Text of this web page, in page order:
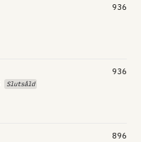
936
Slutsåld
936
896